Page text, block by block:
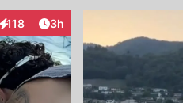
118
InteraktionenArtikel veröffentlicht:
3h